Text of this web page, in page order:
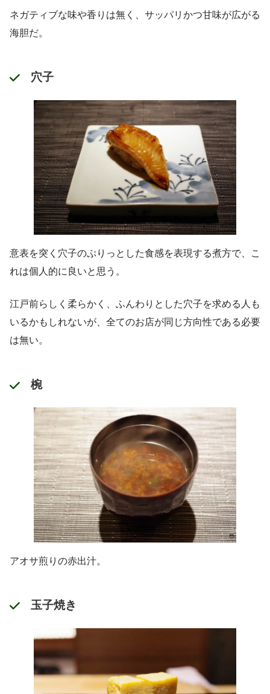
ネガティブな味や香りは無く、サッパリかつ甘味が広がる
海胆だ。
穴子
意表を突く穴子のぷりっとした食感を表現する煮方で、こ
れは個人的に良いと思う。
江戸前らしく柔らかく、ふんわりとした穴子を求める人も
いるかもしれないが、全てのお店が同じ方向性である必要
は無い。
椀
アオサ煎りの赤出汁。
玉子焼き